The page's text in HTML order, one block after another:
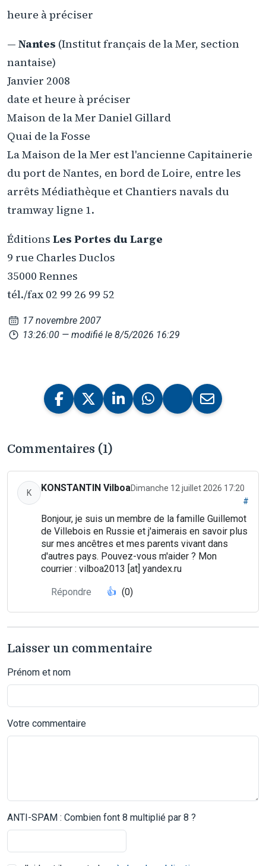
heure à préciser
— Nantes (Institut français de la Mer, section
nantaise)
Janvier 2008
date et heure à préciser
Maison de la Mer Daniel Gillard
Quai de la Fosse
La Maison de la Mer est l'ancienne Capitainerie
du port de Nantes, en bord de Loire, entre les
arrêts Médiathèque et Chantiers navals du
tramway ligne 1.
Éditions Les Portes du Large
9 rue Charles Duclos
35000 Rennes
tél./fax 02 99 26 99 52
17 novembre 2007
13:26:00 — modifié le 8/5/2026 16:29
Commentaires (1)
K KONSTANTIN VilboaDimanche 12 juillet 2026 17:20
#
Bonjour, je suis un membre de la famille Guillemot
de Villebois en Russie et j'aimerais en savoir plus
sur mes ancêtres et mes parents vivant dans
d'autres pays. Pouvez-vous m'aider ? Mon
courrier : vilboa2013 [at] yandex.ru
Répondre 👍 (0)
Laisser un commentaire
Prénom et nom
Votre commentaire
ANTI-SPAM : Combien font 8 multiplié par 8 ?